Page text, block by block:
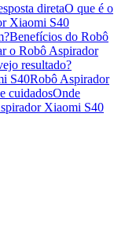
diretaO que é o
Xiaomi S40
Benefícios do Robô
o Robô Aspirador
resultado?
S40Robô Aspirador
cuidadosOnde
Xiaomi S40